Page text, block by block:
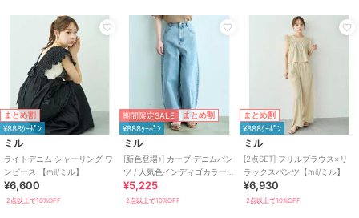
S･7号以下あり 洗える
イフスタイル
綿・コットン素材
ス/ポリエステル素材
レーヨ
ン素材/ストライプ/
チェック
柄 /
リボン
/ロング・マキシ丈 /ノースリー
ブ /S･7号以下あり/ 洗える/ ラ
イフスタイル
まとめ割
¥888ｸｰﾎﾟﾝ
ミル
ライトデニム シャーリング ワ
ンピース 【mil/ミル】
¥6,600
2点以上で10%OFF
期間限定SALE まとめ割
¥888ｸｰﾎﾟﾝ
ミル
[新色登場♪] カーブ デニムパン
ツ / 人気色インディゴカラーも
再販♪【mil (ミル)】
¥5,225
2点以上で10%OFF
まとめ割
¥888ｸｰﾎﾟﾝ
ミル
[2点SET] フリルブラウス×リ
ラックスパンツ【mil/ミル】
¥6,930
2点以上で10%OFF